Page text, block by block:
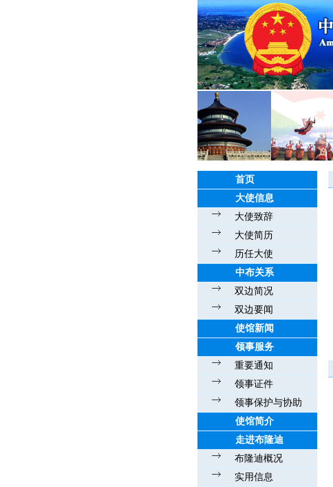
首页
大使信息
大使致辞
大使简历
历任大使
中布关系
双边简况
双边要闻
使馆新闻
领事服务
重要通知
领事证件
领事保护与协助
使馆简介
走进布隆迪
布隆迪概况
实用信息